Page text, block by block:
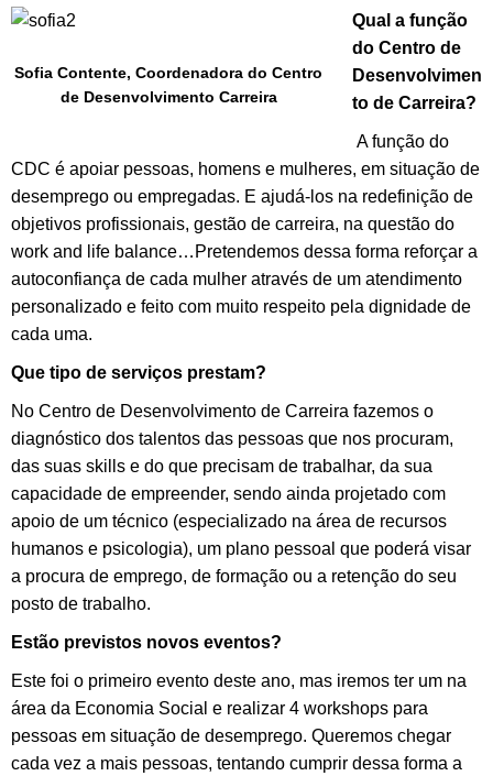
Sofia Contente, Coordenadora do Centro
de Desenvolvimento Carreira
Qual a função
do Centro de
Desenvolvimen
to de Carreira?
A função do
CDC é apoiar pessoas, homens e mulheres, em situação de
desemprego ou empregadas. E ajudá-los na redefinição de
objetivos profissionais, gestão de carreira, na questão do
work and life balance…Pretendemos dessa forma reforçar a
autoconfiança de cada mulher através de um atendimento
personalizado e feito com muito respeito pela dignidade de
cada uma.
Que tipo de serviços prestam?
No Centro de Desenvolvimento de Carreira fazemos o
diagnóstico dos talentos das pessoas que nos procuram,
das suas skills e do que precisam de trabalhar, da sua
capacidade de empreender, sendo ainda projetado com
apoio de um técnico (especializado na área de recursos
humanos e psicologia), um plano pessoal que poderá visar
a procura de emprego, de formação ou a retenção do seu
posto de trabalho.
Estão previstos novos eventos?
Este foi o primeiro evento deste ano, mas iremos ter um na
área da Economia Social e realizar 4 workshops para
pessoas em situação de desemprego. Queremos chegar
cada vez a mais pessoas, tentando cumprir dessa forma a